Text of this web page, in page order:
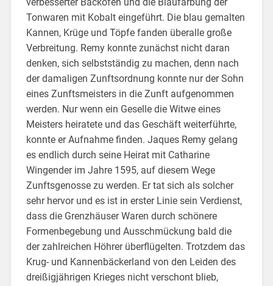
verbesserter Backofen und die Blaufärbung der
Tonwaren mit Kobalt eingeführt. Die blau gemalten
Kannen, Krüge und Töpfe fanden überalle große
Verbreitung. Remy konnte zunächst nicht daran
denken, sich selbstständig zu machen, denn nach
der damaligen Zunftsordnung konnte nur der Sohn
eines Zunftsmeisters in die Zunft aufgenommen
werden. Nur wenn ein Geselle die Witwe eines
Meisters heiratete und das Geschäft weiterführte,
konnte er Aufnahme finden. Jaques Remy gelang
es endlich durch seine Heirat mit Catharine
Wingender im Jahre 1595, auf diesem Wege
Zunftsgenosse zu werden. Er tat sich als solcher
sehr hervor und es ist in erster Linie sein Verdienst,
dass die Grenzhäuser Waren durch schönere
Formenbegebung und Ausschmückung bald die
der zahlreichen Höhrer überflügelten. Trotzdem das
Krug- und Kannenbäckerland von den Leiden des
dreißigjährigen Krieges nicht verschont blieb,